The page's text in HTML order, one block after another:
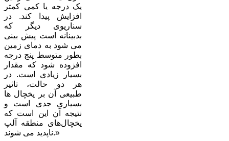
یک درجه یا کمی کمتر
افزایش پیدا کند. در
سناریوی دیگر که
بدبینانه است پیش بینی
می شود به دمای زمین
بطور متوسط پنج درجه
افزوده شود که مقدار
بسیار زیادی است. در
هر دو حالت، تاثیر
طبیعی آن بر یخچال ها
بسیاری جدی است و
نتیجه آن این است که
یخچال‌های منطقه آلپ
ناپدید می شوند.»